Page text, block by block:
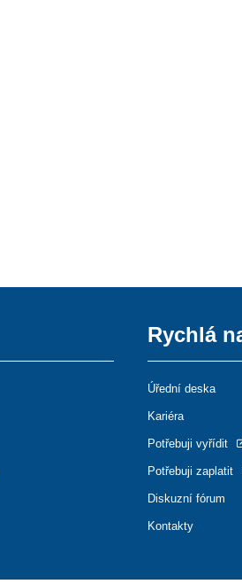
Rychlá
Úřední deska
Kariéra
Potřebuji vyřídit
Potřebuji zaplatit
Diskuzní fórum
Kontakty